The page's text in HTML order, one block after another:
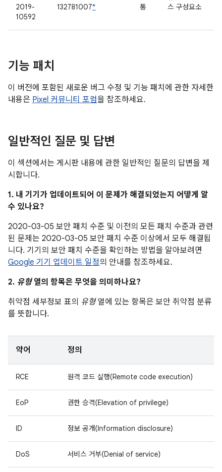
2019-
10592
132781007*
통
스 구성요소
기능 패치
이 버전에 포함된 새로운 버그 수정 및 기능 패치에 관한 자세한
내용은 Pixel 커뮤니티 포럼을 참조하세요.
일반적인 질문 및 답변
이 섹션에서는 게시판 내용에 관한 일반적인 질문의 답변을 제
시합니다.
1. 내 기기가 업데이트되어 이 문제가 해결되었는지 어떻게 알
수 있나요?
2020-03-05 보안 패치 수준 및 이전의 모든 패치 수준과 관련
된 문제는 2020-03-05 보안 패치 수준 이상에서 모두 해결됩
니다. 기기의 보안 패치 수준을 확인하는 방법을 알아보려면
Google 기기 업데이트 일정의 안내를 참조하세요.
2. 유형열의 항목은 무엇을 의미하나요?
취약점 세부정보 표의 유형열에 있는 항목은 보안 취약점 분류
를 뜻합니다.
약어 정의
RCE 원격 코드 실행(Remote code execution)
EoP 권한 승격(Elevation of privilege)
ID 정보 공개(Information disclosure)
DoS 서비스 거부(Denial of service)